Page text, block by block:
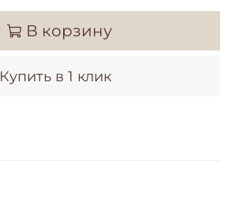
В корзину
Купить в 1 клик